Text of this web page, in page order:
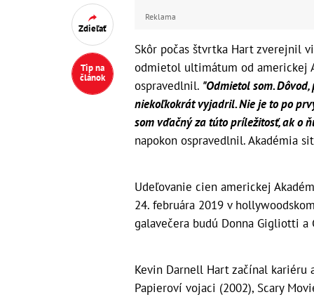
Zdieľať
Tip na
článok
Reklama
Skôr počas štvrtka Hart zverejnil
odmietol ultimátum od americkej
ospravedlnil. "Odmietol som.
niekoľkokrát vyjadril. Nie je to po
som vďačný za túto príležitosť, ak o
napokon ospravedlnil. Akadémia
Udeľovanie cien americkej
24. februára 2019 v
galavečera budú Donna Gigliotti a
Kevin Darnell Hart začínal kariéru
Papieroví vojaci (2002), Scary